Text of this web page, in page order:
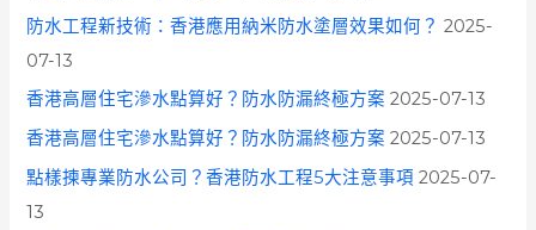
防水工程新技術：香港應用納米防水塗層效果如何？ 2025-
07-13
香港高層住宅滲水點算好？防水防漏終極方案 2025-07-13
香港高層住宅滲水點算好？防水防漏終極方案 2025-07-13
點樣揀專業防水公司？香港防水工程5大注意事項 2025-07-
13